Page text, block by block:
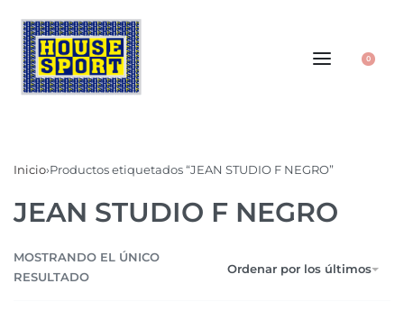
0
Inicio›Productos etiquetados “JEAN STUDIO F NEGRO”
JEAN STUDIO F NEGRO
MOSTRANDO EL ÚNICO
RESULTADO
Ordenar por los últimos